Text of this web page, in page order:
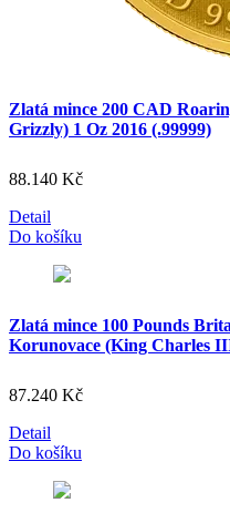
Zlatá mince 200 CAD
Grizzly) 1 Oz 2016 (.99999)
88.140 Kč
Detail
Do košíku
Zlatá mince 100 Pounds
Korunovace (King Charles
87.240 Kč
Detail
Do košíku